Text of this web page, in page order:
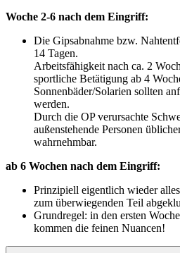
Woche 2-6 nach dem Eingriff:
Die Gipsabnahme bzw.
14 Tagen.
Arbeitsfähigkeit nach ca. 2
sportliche Betätigung ab 4
Sonnenbäder/Solarien sollten
werden.
Durch die OP verursachte
außenstehende Personen
wahrnehmbar.
ab 6 Wochen nach dem Eingriff:
Prinzipiell eigentlich wieder
zum überwiegenden Teil
Grundregel: in den ersten
kommen die feinen Nuancen!